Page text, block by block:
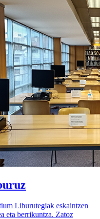
Liburutegiak eskaintzen
eta berrikuntza. Zatoz